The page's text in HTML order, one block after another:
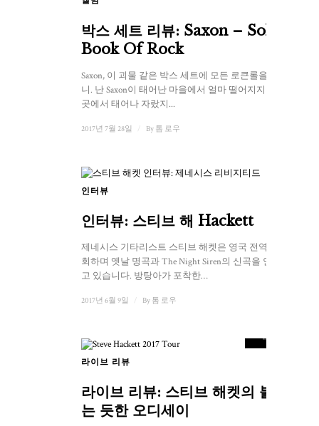
박스 세트 리뷰: Saxon – Solid
Book Of Rock
Saxon, 이 괴물 같은 박스 세트에 모든 로큰롤을 담다
니. 난 Saxon이 태어난 마을에서 얼마 떨어지지 않은
곳에서 태어나 자랐지...
2017년 7월 28일 By 톰 로우
인터뷰
인터뷰: 스티브 해 Hackett
제네시스 기타리스트 스티브 해켓은 영국 전역을 순
회하며 옛날 명곡과 The Night Siren의 신곡을 연주하
고 있습니다. 방탕아가 포착한…
2017년 6월 9일 By 톰 로우
점수
라이브 리뷰
라이브 리뷰: 스티브 해켓의 불타
는 듯한 오디세이